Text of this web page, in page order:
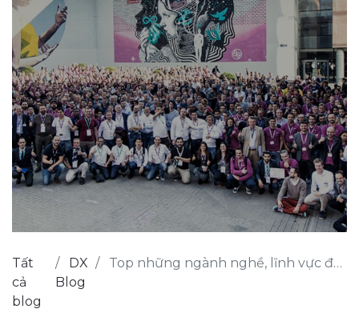
Tất
cả
blog
DX
Blog
Top những ngành nghề, lĩnh vực đang chuyển hướng sang sử dụng Odoo